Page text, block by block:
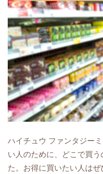
ハイチュウ ファンタジー
い人のために、どこで買
た。お得に買いたい人はぜ